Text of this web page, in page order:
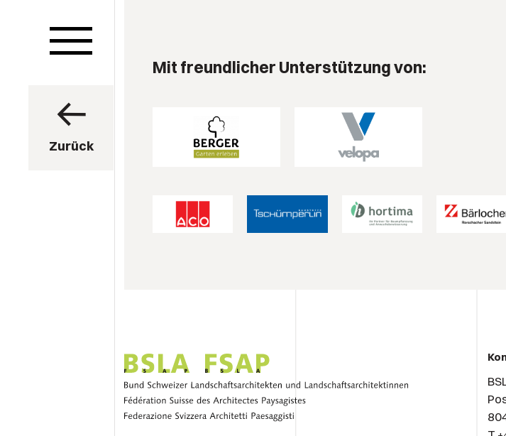
Zurück
Mit freundlicher Unterstützung von: